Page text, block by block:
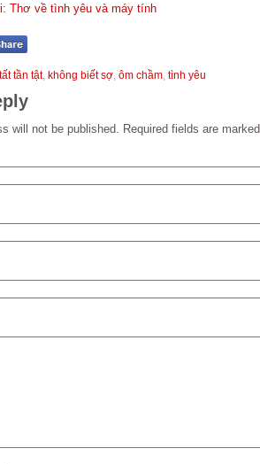
Thơ về tình yêu và máy tính
tần tật, không biết sợ ôm chầm tình yêu
will not be published. Required fields are marked